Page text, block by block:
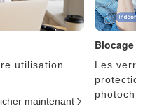
utilisation
maintenant
Blocage
Les